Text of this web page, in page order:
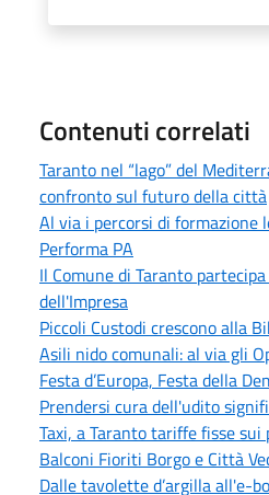
Contenuti correlati
Taranto nel “lago” del
confronto sul futuro della città
Al via i percorsi di formazione
Performa PA
Il Comune di Taranto
dell'Impresa
Piccoli Custodi crescono alla
Asili nido comunali: al via gli
Festa d’Europa, Festa della
Prendersi cura dell'udito
Taxi, a Taranto tariffe fisse
Balconi Fioriti Borgo e Città
Dalle tavolette d’argilla all'e-